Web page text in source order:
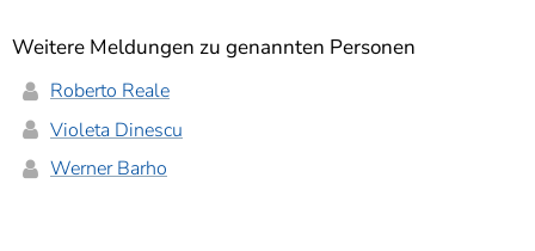
Weitere Meldungen zu genannten Personen
Roberto Reale
Violeta Dinescu
Werner Barho